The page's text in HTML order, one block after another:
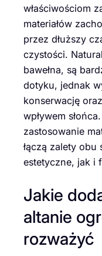
właściwościom
materiałów
przez dłuższy
czystości.
bawełna, są
dotyku, jednak
konserwację
wpływem
zastosowanie
łączą zalety obu
estetyczne, jak i
Jakie
altanie
rozważyć